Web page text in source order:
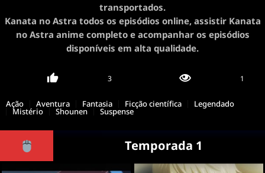
transportados.
Kanata no Astra todos os episódios online, assistir Kanata
no Astra anime completo e acompanhar os episódios
disponíveis em alta qualidade.
3 1
Ação Aventura Fantasia Ficção científica Legendado
Mistério Shounen Suspense
Temporada 1